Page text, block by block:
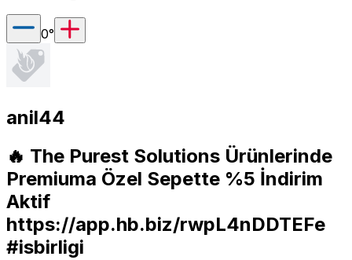
0°
anil44
🔥 The Purest Solutions Ürünlerinde
Premiuma Özel Sepette %5 İndirim
Aktif
https://app.hb.biz/rwpL4nDDTEFe
#isbirligi